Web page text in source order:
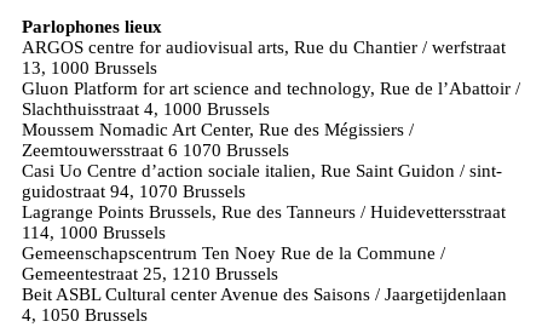
Parlophones lieux
ARGOS centre for audiovisual arts, Rue du Chantier / werfstraat
13, 1000 Brussels
Gluon Platform for art science and technology, Rue de l’Abattoir /
Slachthuisstraat 4, 1000 Brussels
Moussem Nomadic Art Center, Rue des Mégissiers /
Zeemtouwersstraat 6 1070 Brussels
Casi Uo Centre d’action sociale italien, Rue Saint Guidon / sint-
guidostraat 94, 1070 Brussels
Lagrange Points Brussels, Rue des Tanneurs / Huidevettersstraat
114, 1000 Brussels
Gemeenschapscentrum Ten Noey Rue de la Commune /
Gemeentestraat 25, 1210 Brussels
Beit ASBL Cultural center Avenue des Saisons / Jaargetijdenlaan
4, 1050 Brussels